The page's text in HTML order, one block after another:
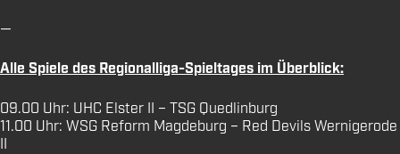
—
Alle Spiele des Regionalliga-Spieltages im Überblick:
09.00 Uhr: UHC Elster II – TSG Quedlinburg
11.00 Uhr: WSG Reform Magdeburg – Red Devils Wernigerode
II